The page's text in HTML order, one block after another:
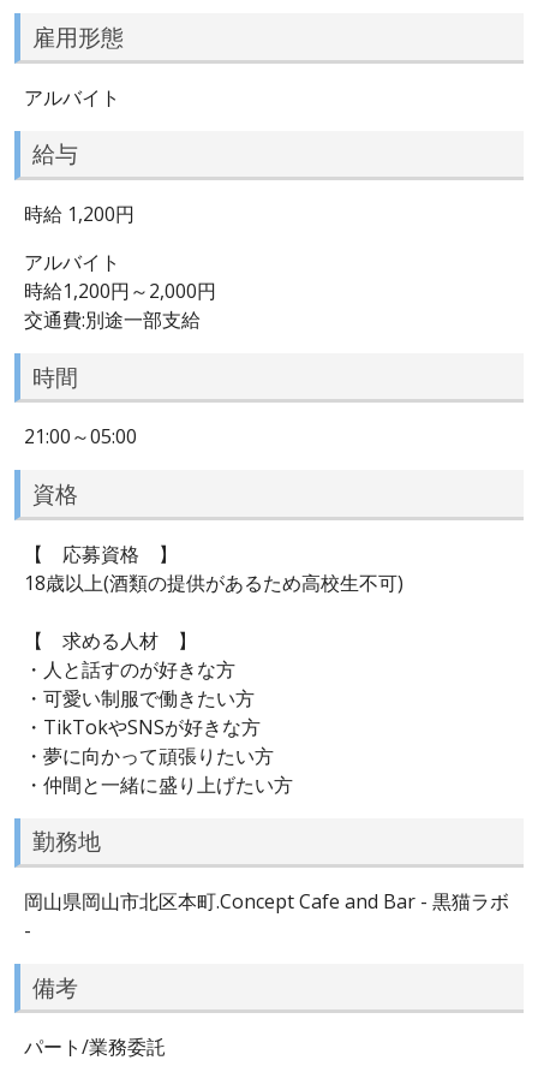
雇用形態
アルバイト
給与
時給 1,200円
アルバイト
時給1,200円～2,000円
交通費:別途一部支給
時間
21:00～05:00
資格
【 応募資格 】
18歳以上(酒類の提供があるため高校生不可)
【 求める人材 】
・人と話すのが好きな方
・可愛い制服で働きたい方
・TikTokやSNSが好きな方
・夢に向かって頑張りたい方
・仲間と一緒に盛り上げたい方
勤務地
岡山県岡山市北区本町.Concept Cafe and Bar - 黒猫ラボ
-
備考
パート/業務委託